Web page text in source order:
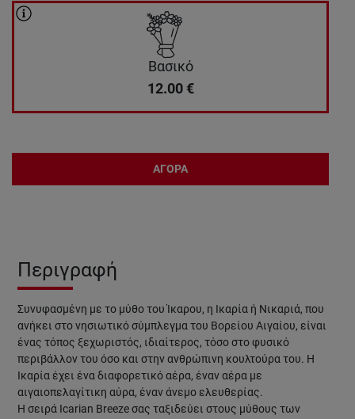
Βασικό
12.00 €
ΑΓΟΡΑ
Περιγραφή
Συνυφασμένη με το μύθο του Ίκαρου, η Ικαρία ή Νικαριά, που
ανήκει στο νησιωτικό σύμπλεγμα του Βορείου Αιγαίου, είναι
ένας τόπος ξεχωριστός, ιδιαίτερος, τόσο στο φυσικό
περιβάλλον του όσο και στην ανθρώπινη κουλτούρα του. Η
Ικαρία έχει ένα διαφορετικό αέρα, έναν αέρα με
αιγαιοπελαγίτικη αύρα, έναν άνεμο ελευθερίας.
Η σειρά Icarian Breeze σας ταξιδεύει στους μύθους των